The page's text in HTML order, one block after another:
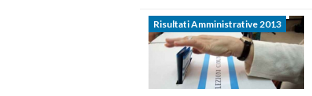
Risultati Amministrative 2013